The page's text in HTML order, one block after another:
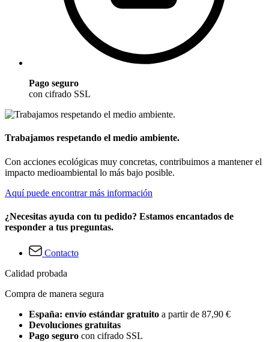
Pago seguro
con cifrado SSL
Trabajamos respetando el medio ambiente.
Con acciones ecológicas muy concretas, contribuimos a mantener el
impacto medioambiental lo más bajo posible.
Aquí puede encontrar más información
¿Necesitas ayuda con tu pedido? Estamos encantados de
responder a tus preguntas.
Contacto
Calidad probada
Compra de manera segura
España: envío estándar gratuito a partir de 87,90 €
Devoluciones gratuitas
Pago seguro con cifrado SSL